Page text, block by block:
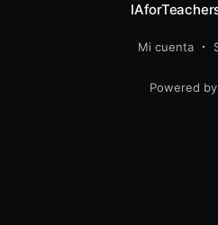
Mi cuenta
Powered